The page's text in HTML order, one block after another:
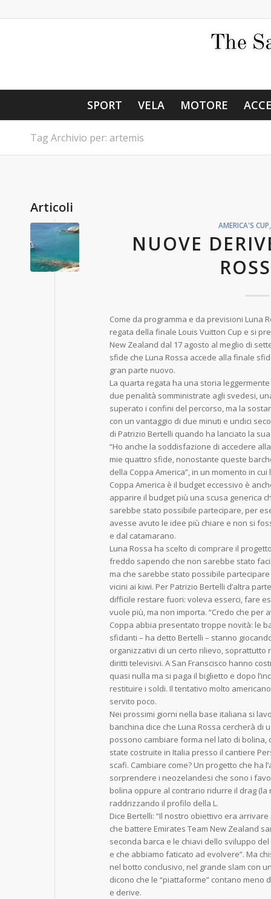
SPORT VELA MOTORE
Tag Archivio per: artemis
Articoli
AMERICA'S CUP
NUOVE
Come da programma e da previsioni Luna
regata della finale Louis Vuitton Cup e si
New Zealand dal 17 agosto al meglio di
sfide che Luna Rossa accede alla finale
gran parte nuovo.
La quarta regata ha una storia
due penalità somministrate agli svedesi,
superato i confini del percorso, ma la
con un vantaggio di due minuti e undici
di Patrizio Bertelli quando ha lanciato la
“Ho anche la soddisfazione di accedere
mie quattro sfide, nonostante queste
della Coppa America”, in un momento in
Coppa America è il budget eccessivo è
apparire il budget più una scusa generica
sarebbe stato possibile partecipare, per
avesse avuto le idee più chiare e non si
e dal catamarano.
Luna Rossa ha scelto di comprare il
freddo sapendo che non sarebbe stato
ma che sarebbe stato possibile
vicini ai kiwi. Per Patrizio Bertelli d’altra
difficile restare fuori: voleva esserci, fare
vuole più, ma non importa. “Credo che per
Coppa abbia presentato troppe novità: le
sfidanti – ha detto Bertelli – stanno
organizzativi di un certo rilievo, soprattutto
diritti televisivi. A San Franscisco hanno
quasi nulla ma si paga il biglietto e dopo
restituire i soldi. Il tentativo molto
servito poco.
Nei prossimi giorni nella base italiana si
banchina dice che Luna Rossa cercherà di
possono cambiare forma nel lato di
state costruite in Italia presso il cantiere
scafi. Cambiare come? Un progetto che ha
sorprendere i neozelandesi che sono i
bolina oppure al contrario ridurre il drag
raddrizzando il profilo della L.
Dice Bertelli: “Il nostro obiettivo era
che battere Emirates Team New Zealand
seconda barca e le chiavi dello sviluppo
e che abbiamo faticato ad evolvere”. Ma
nel botto conclusivo, nel grande slam con
dicono che le “piattaforme” contano meno
e derive.